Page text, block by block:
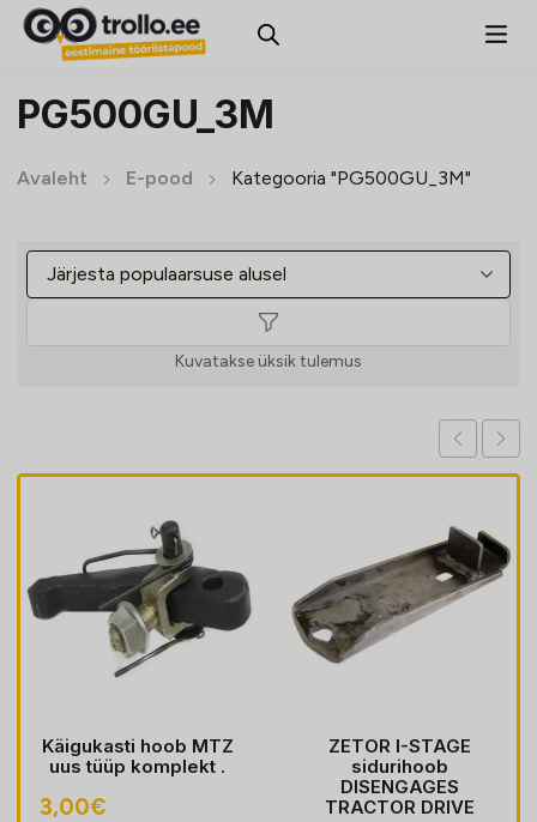
PG500GU_3M
Avaleht E-pood Kategooria "PG500GU_3M"
Kuvatakse üksik tulemus
Käigukasti hoob MTZ
uus tüüp komplekt .
3,00€
ZETOR I-STAGE
sidurihoob
DISENGAGES
TRACTOR DRIVE